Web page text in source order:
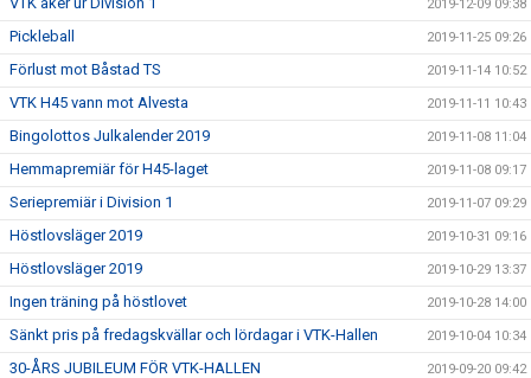
2019-12-09 09:38
Pickleball 2019-11-25 09:26
Förlust mot Båstad TS 2019-11-14 10:52
VTK H45 vann mot Alvesta 2019-11-11 10:43
Bingolottos Julkalender 2019 2019-11-08 11:04
Hemmapremiär för H45-laget 2019-11-08 09:17
Seriepremiär i Division 1 2019-11-07 09:29
Höstlovsläger 2019 2019-10-31 09:16
Höstlovsläger 2019 2019-10-29 13:37
Ingen träning på höstlovet 2019-10-28 14:00
Sänkt pris på fredagskvällar och lördagar i VTK-Hallen 2019-10-04 10:34
30-ÅRS JUBILEUM FÖR VTK-HALLEN 2019-09-20 09:42